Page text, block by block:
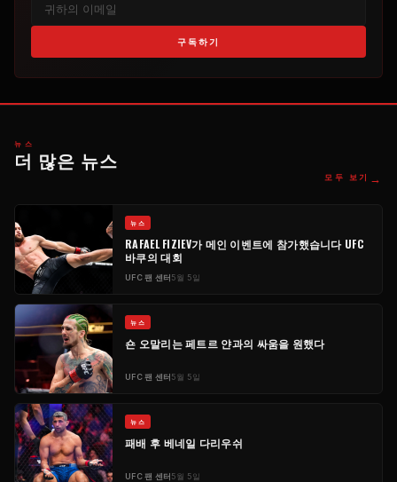
구독하기
뉴스
더 많은 뉴스
모두 보기 →
뉴스
RAFAEL FIZIEV가 메인 이벤트에 참가했습니다 UFC
바쿠의 대회
UFC팬 센터5월 5일
뉴스
숀 오말리는 페트르 얀과의 싸움을 원했다
UFC팬 센터5월 5일
뉴스
패배 후 베네일 다리우쉬
UFC팬 센터5월 5일